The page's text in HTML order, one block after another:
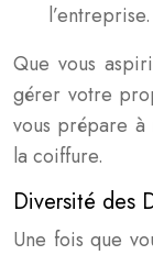
l’entreprise.
Que vous
gérer votre
vous prépare à
la coiffure.
Diversité des
Une fois que